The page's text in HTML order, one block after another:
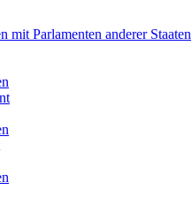
mit Parlamenten anderer Staaten